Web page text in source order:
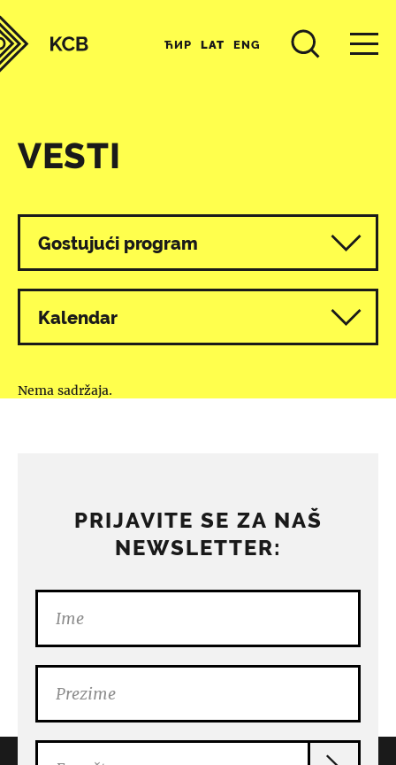
ЋИР LAT ENG
VESTI
Svi programi
Gostujući program
Kalendar
Nema sadržaja.
PRIJAVITE SE ZA NAŠ
NEWSLETTER: